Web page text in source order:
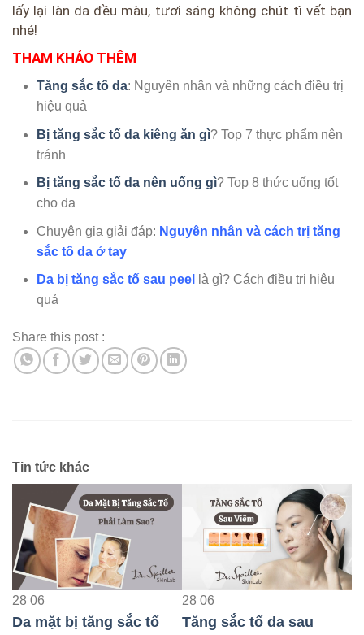
lấy lại làn da đều màu, tươi sáng không chút tì vết bạn
nhé!
THAM KHẢO THÊM
Tăng sắc tố da: Nguyên nhân và những cách điều trị
hiệu quả
Bị tăng sắc tố da kiêng ăn gì? Top 7 thực phẩm nên
tránh
Bị tăng sắc tố da nên uống gì? Top 8 thức uống tốt
cho da
Chuyên gia giải đáp: Nguyên nhân và cách trị tăng
sắc tố da ở tay
Da bị tăng sắc tố sau peel
là gì? Cách điều trị hiệu
quả
Share this post :
Tin tức khác
28 06
Tăng sắc tố da sau
28 06
Da bị tăng sắc tố sau